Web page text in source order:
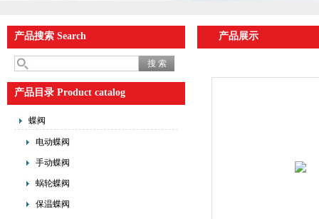
产品搜索 Search
产品目录 Product catalog
蝶阀
电动蝶阀
手动蝶阀
蜗轮蝶阀
保温蝶阀
产品展示